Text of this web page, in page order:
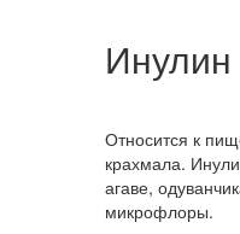
Инулин
Относится к
крахмала.
агаве,
микрофлоры.